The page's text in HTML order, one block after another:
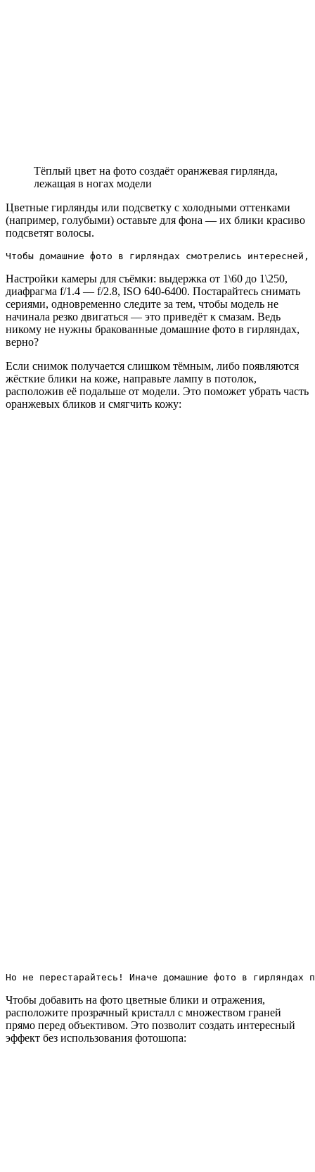
Тёплый цвет на фото создаёт оранжевая гирлянда,
лежащая в ногах модели
Цветные гирлянды или подсветку с холодными оттенками
(например, голубыми) оставьте для фона — их блики красиво
подсветят волосы.
Чтобы домашние фото в гирляндах смотрелись
Настройки камеры для съёмки: выдержка от 1\60 до 1\250,
диафрагма f/1.4 — f/2.8, ISO 640-6400. Постарайтесь снимать
сериями, одновременно следите за тем, чтобы модель не
начинала резко двигаться — это приведёт к смазам. Ведь
никому не нужны бракованные домашние фото в гирляндах,
верно?
Если снимок получается слишком тёмным, либо появляются
жёсткие блики на коже, направьте лампу в потолок,
расположив её подальше от модели. Это поможет убрать часть
оранжевых бликов и смягчить кожу:
Но не перестарайтесь! Иначе домашние фото в
Чтобы добавить на фото цветные блики и отражения,
расположите прозрачный кристалл с множеством граней
прямо перед объективом. Это позволит создать интересный
эффект без использования фотошопа: